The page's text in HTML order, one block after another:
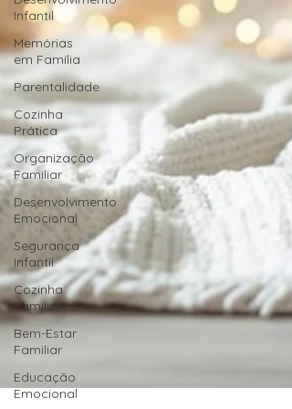
Infantil
Memórias
em Família
Parentalidade
Cozinha
Prática
Organização
Familiar
Desenvolvimento
Emocional
Segurança
Infantil
Cozinha
Familiar
Bem-Estar
Familiar
Educação
Emocional